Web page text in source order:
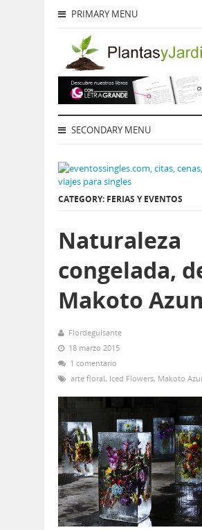
PRIMARY MENU
SECONDARY MENU
CATEGORY: FERIAS Y EVENTOS
Naturaleza
congelada,
Makoto
Flordeguisante
18 marzo 2015
1 comentario
arte floral, Iced Flowers, Makoto